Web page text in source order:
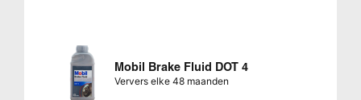
Mobil Brake Fluid DOT 4
Ververs elke 48 maanden